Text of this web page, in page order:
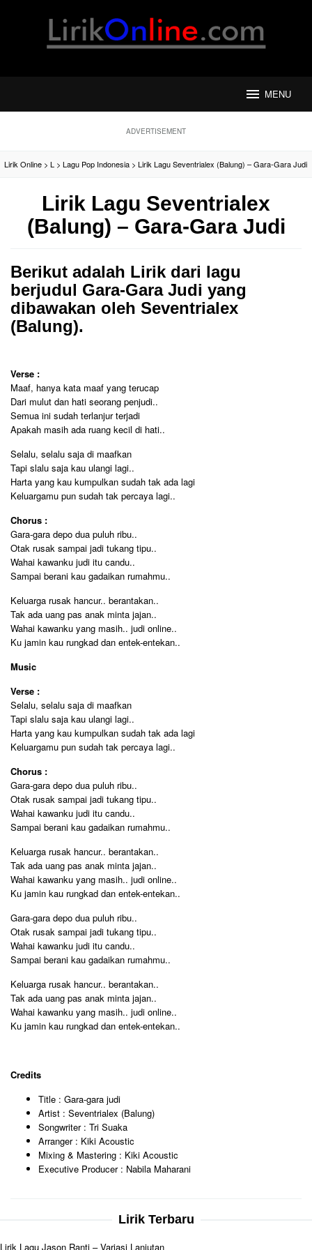
MENU
ADVERTISEMENT
Lirik Online > L > Lagu Pop Indonesia > Lirik Lagu Seventrialex (Balung) – Gara-Gara Judi
Lirik Lagu Seventrialex
(Balung) – Gara-Gara Judi
Berikut adalah Lirik dari lagu
berjudul Gara-Gara Judi yang
dibawakan oleh Seventrialex
(Balung).
Verse :
Maaf, hanya kata maaf yang terucap
Dari mulut dan hati seorang penjudi..
Semua ini sudah terlanjur terjadi
Apakah masih ada ruang kecil di hati..
Selalu, selalu saja di maafkan
Tapi slalu saja kau ulangi lagi..
Harta yang kau kumpulkan sudah tak ada lagi
Keluargamu pun sudah tak percaya lagi..
Chorus :
Gara-gara depo dua puluh ribu..
Otak rusak sampai jadi tukang tipu..
Wahai kawanku judi itu candu..
Sampai berani kau gadaikan rumahmu..
Keluarga rusak hancur.. berantakan..
Tak ada uang pas anak minta jajan..
Wahai kawanku yang masih.. judi online..
Ku jamin kau rungkad dan entek-entekan..
Music
Verse :
Selalu, selalu saja di maafkan
Tapi slalu saja kau ulangi lagi..
Harta yang kau kumpulkan sudah tak ada lagi
Keluargamu pun sudah tak percaya lagi..
Chorus :
Gara-gara depo dua puluh ribu..
Otak rusak sampai jadi tukang tipu..
Wahai kawanku judi itu candu..
Sampai berani kau gadaikan rumahmu..
Keluarga rusak hancur.. berantakan..
Tak ada uang pas anak minta jajan..
Wahai kawanku yang masih.. judi online..
Ku jamin kau rungkad dan entek-entekan..
Gara-gara depo dua puluh ribu..
Otak rusak sampai jadi tukang tipu..
Wahai kawanku judi itu candu..
Sampai berani kau gadaikan rumahmu..
Keluarga rusak hancur.. berantakan..
Tak ada uang pas anak minta jajan..
Wahai kawanku yang masih.. judi online..
Ku jamin kau rungkad dan entek-entekan..
Credits
Title : Gara-gara judi
Artist : Seventrialex (Balung)
Songwriter : Tri Suaka
Arranger : Kiki Acoustic
Mixing & Mastering : Kiki Acoustic
Executive Producer : Nabila Maharani
Lirik Terbaru
Lirik Lagu Jason Ranti – Variasi Lanjutan